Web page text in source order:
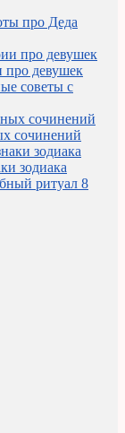
про Деда
девушек
советы с
сочинений
зодиака
ритуал 8